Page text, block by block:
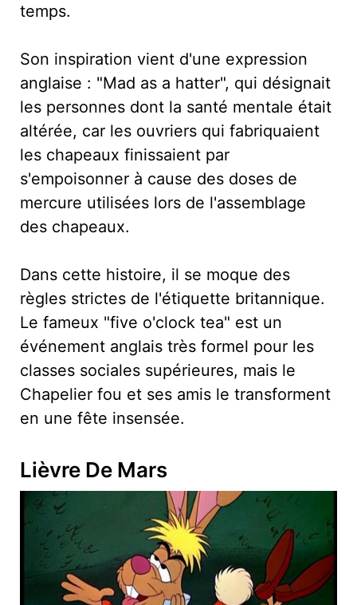
temps.
Son inspiration vient d'une expression
anglaise : "Mad as a hatter", qui désignait
les personnes dont la santé mentale était
altérée, car les ouvriers qui fabriquaient
les chapeaux finissaient par
s'empoisonner à cause des doses de
mercure utilisées lors de l'assemblage
des chapeaux.
Dans cette histoire, il se moque des
règles strictes de l'étiquette britannique.
Le fameux "five o'clock tea" est un
événement anglais très formel pour les
classes sociales supérieures, mais le
Chapelier fou et ses amis le transforment
en une fête insensée.
Lièvre De Mars